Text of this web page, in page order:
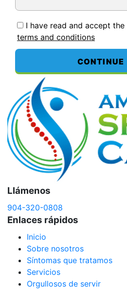
I have read and accept the
terms and conditions
CONTINUE
Llámenos
904-320-0808
Enlaces rápidos
Inicio
Sobre nosotros
Síntomas que tratamos
Servicios
Orgullosos de servir